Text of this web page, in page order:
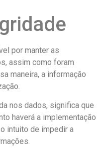
por manter as
assim como foram
maneira, a informação
nos dados, significa que
haverá a implementação
intuito de impedir a